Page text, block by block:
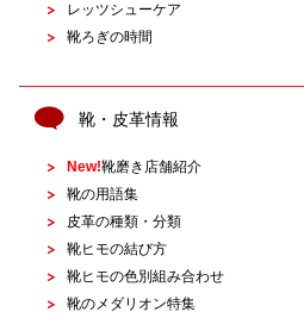
レッツシューケア
靴ろぎの時間
靴・皮革情報
New!靴磨き店舗紹介
靴の用語集
皮革の種類・分類
靴ヒモの結び方
靴ヒモの色別組み合わせ
靴のメダリオン特集